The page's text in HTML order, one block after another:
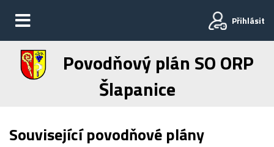
Přihlásit
Povodňový plán SO ORP
Šlapanice
Související povodňové plány